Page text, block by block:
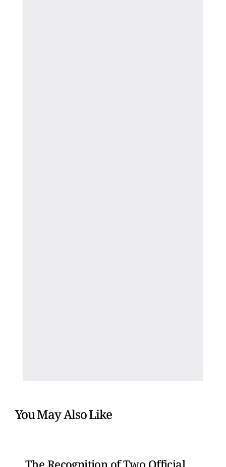
You May Also Like
The Recognition of Two Official